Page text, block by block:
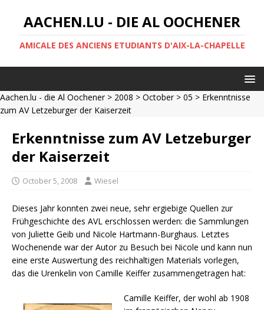
AACHEN.LU - DIE AL OOCHENER
AMICALE DES ANCIENS ETUDIANTS D'AIX-LA-CHAPELLE
Aachen.lu - die Al Oochener> 2008 > October> 05 > Erkenntnisse
zum AV Letzeburger der Kaiserzeit
Erkenntnisse zum AV Letzeburger
der Kaiserzeit
October 5, 2008 Wiesel
Dieses Jahr konnten zwei neue, sehr ergiebige Quellen zur
Frühgeschichte des AVL erschlossen werden: die Sammlungen
von Juliette Geib und Nicole Hartmann-Burghaus. Letztes
Wochenende war der Autor zu Besuch bei Nicole und kann nun
eine erste Auswertung des reichhaltigen Materials vorlegen,
das die Urenkelin von Camille Keiffer zusammengetragen hat:
Camille Keiffer, der wohl ab 1908